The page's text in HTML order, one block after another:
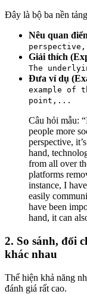
Đây là bộ ba nền
Nêu quan
Giải thích
The
Đưa ví dụ
example
point,...
Câu hỏi mẫu:
people more
perspective,
hand,
from all over
platforms
instance, I
easily
have been
hand, it can
2. So sánh, đối
khác nhau
Thể hiện khả năng
đánh giá rất cao.